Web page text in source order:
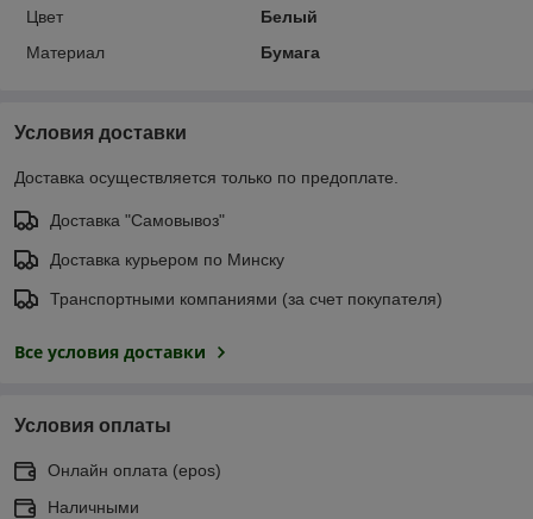
Цвет
Белый
Материал
Бумага
Условия доставки
Доставка осуществляется только по предоплате.
Доставка "Самовывоз"
Доставка курьером по Минску
Транспортными компаниями (за счет покупателя)
Все условия доставки
Условия оплаты
Онлайн оплата (еpos)
Наличными